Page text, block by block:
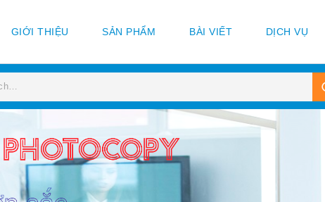
GIỚI THIỆU SẢN PHẨM BÀI VIẾT DỊCH VỤ